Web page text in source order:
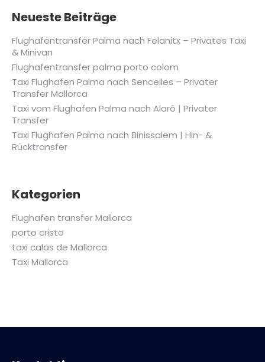
Neueste Beiträge
Flughafentransfer Palma nach Felanitx – Privates Taxi
& Minivan
Flughafentransfer palma porto colom
Taxi Flughafen Palma nach Sencelles – Privater
Transfer Mallorca
Taxi vom Flughafen Palma nach Alaró | Privater
Transfer
Taxi Flughafen Palma nach Binissalem | Hin- &
Rücktransfer
Kategorien
Flughafen transfer Mallorca
porto cristo
taxi calas de Mallorca
Taxi Mallorca